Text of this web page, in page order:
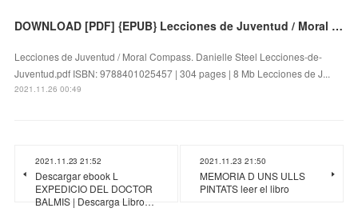
DOWNLOAD [PDF] {EPUB} Lecciones de Juventud / Moral Compass
Lecciones de Juventud / Moral Compass. Danielle Steel Lecciones-de-
Juventud.pdf ISBN: 9788401025457 | 304 pages | 8 Mb Lecciones de J...
2021.11.26 00:49
2021.11.23 21:52
Descargar ebook L
EXPEDICIO DEL DOCTOR
BALMIS | Descarga Libro…
2021.11.23 21:50
MEMORIA D UNS ULLS
PINTATS leer el libro